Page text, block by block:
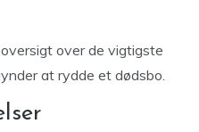
over de vigtigste
at rydde et dødsbo.